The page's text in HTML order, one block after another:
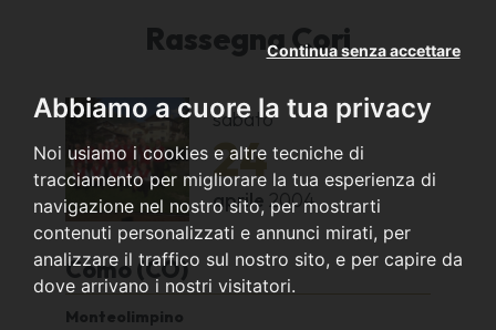
Abbiamo a cuore la tua privacy
Noi usiamo i cookies e altre tecniche di
tracciamento per migliorare la tua esperienza di
navigazione nel nostro sito, per mostrarti
contenuti personalizzati e annunci mirati, per
analizzare il traffico sul nostro sito, e per capire da
dove arrivano i nostri visitatori.
Continua senza accettare
Rassegna Cori
sabato
24
aprile 2004
Como (CO)
Monteolimpino